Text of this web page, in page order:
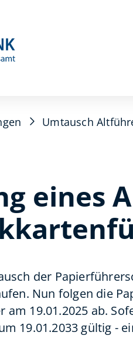
Umtausch
eines
der
Nun folgen die
19.01.2025 ab.
19.01.2033 gültig -